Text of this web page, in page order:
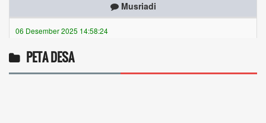
Token gratis ...selengkapnya
04 Desember 2025 11:32:59
PETA DESA